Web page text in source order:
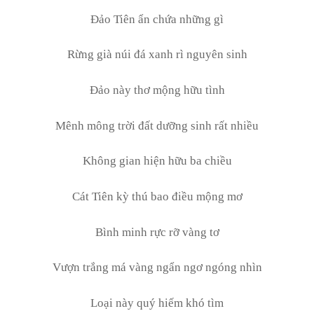
Đảo Tiên ẩn chứa những gì
Rừng già núi đá xanh rì nguyên sinh
Đảo này thơ mộng hữu tình
Mênh mông trời đất dưỡng sinh rất nhiều
Không gian hiện hữu ba chiều
Cát Tiên kỳ thú bao điều mộng mơ
Bình minh rực rỡ vàng tơ
Vượn trắng má vàng ngẩn ngơ ngóng nhìn
Loại này quý hiếm khó tìm